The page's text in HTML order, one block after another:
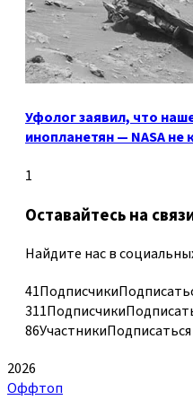
Уфолог заявил, что
инопланетян — NASA не
1
Оставайтесь на
Найдите нас в
41Подписчики
311Подписчики
86УчастникиПодписаться
2026
Оффтоп